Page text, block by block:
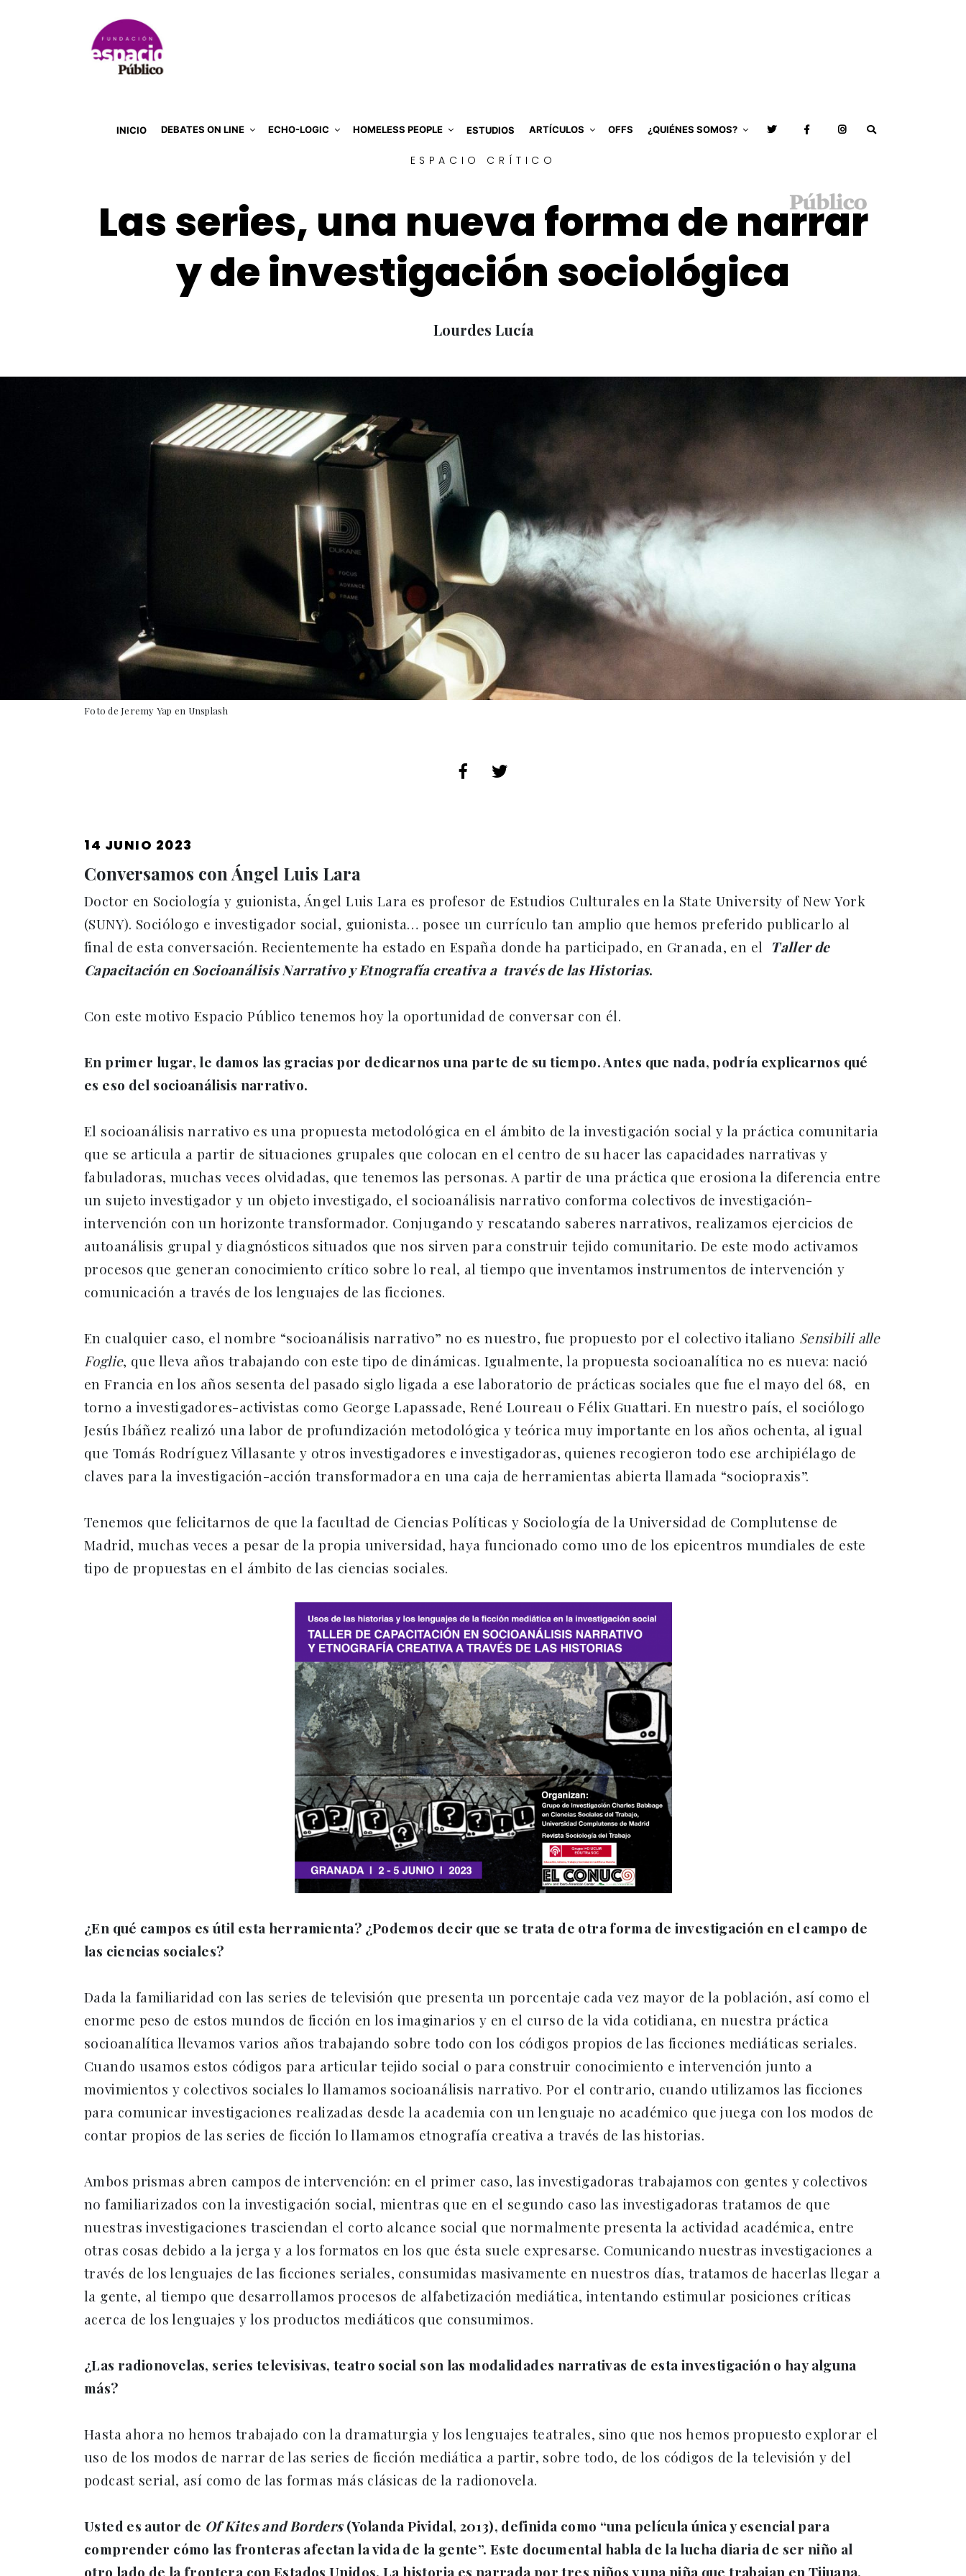
INICIO DEBATES ON LINE ECHO-LOGIC HOMELESS PEOPLE ESTUDIOS ARTÍCULOS OFFS ¿QUIÉNES SOMOS?
ESPACIO CRÍTICO
Las series, una nueva forma de narrar
y de investigación sociológica
Lourdes Lucía
Foto de Jeremy Yap en Unsplash
PUBLICADO
14 JUNIO 2023
Conversamos con Ángel Luis Lara
Doctor en Sociología y guionista, Ángel Luis Lara es profesor de Estudios Culturales en la State University of New York
(SUNY). Sociólogo e investigador social, guionista… posee un currículo tan amplio que hemos preferido publicarlo al
final de esta conversación. Recientemente ha estado en España donde ha participado, en Granada, en el
Taller de
Capacitación en Socioanálisis Narrativo y Etnografía creativa a través de las Historias.
Con este motivo Espacio Público tenemos hoy la oportunidad de conversar con él.
En primer lugar, le damos las gracias por dedicarnos una parte de su tiempo. Antes que nada, podría explicarnos qué
es eso del socioanálisis narrativo.
El socioanálisis narrativo es una propuesta metodológica en el ámbito de la investigación social y la práctica comunitaria
que se articula a partir de situaciones grupales que colocan en el centro de su hacer las capacidades narrativas y
fabuladoras, muchas veces olvidadas, que tenemos las personas. A partir de una práctica que erosiona la diferencia entre
un sujeto investigador y un objeto investigado, el socioanálisis narrativo conforma colectivos de investigación-
intervención con un horizonte transformador. Conjugando y rescatando saberes narrativos, realizamos ejercicios de
autoanálisis grupal y diagnósticos situados que nos sirven para construir tejido comunitario. De este modo activamos
procesos que generan conocimiento crítico sobre lo real, al tiempo que inventamos instrumentos de intervención y
comunicación a través de los lenguajes de las ficciones.
En cualquier caso, el nombre “socioanálisis narrativo” no es nuestro, fue propuesto por el colectivo italiano Sensibili alle
Foglie, que lleva años trabajando con este tipo de dinámicas. Igualmente, la propuesta socioanalítica no es nueva: nació
en Francia en los años sesenta del pasado siglo ligada a ese laboratorio de prácticas sociales que fue el mayo del 68, en
torno a investigadores-activistas como George Lapassade, René Loureau o Félix Guattari. En nuestro país, el sociólogo
Jesús Ibáñez realizó una labor de profundización metodológica y teórica muy importante en los años ochenta, al igual
que Tomás Rodríguez Villasante y otros investigadores e investigadoras, quienes recogieron todo ese archipiélago de
claves para la investigación-acción transformadora en una caja de herramientas abierta llamada “sociopraxis”.
Tenemos que felicitarnos de que la facultad de Ciencias Políticas y Sociología de la Universidad de Complutense de
Madrid, muchas veces a pesar de la propia universidad, haya funcionado como uno de los epicentros mundiales de este
tipo de propuestas en el ámbito de las ciencias sociales.
¿En qué campos es útil esta herramienta? ¿Podemos decir que se trata de otra forma de investigación en el campo de
las ciencias sociales?
Dada la familiaridad con las series de televisión que presenta un porcentaje cada vez mayor de la población, así como el
enorme peso de estos mundos de ficción en los imaginarios y en el curso de la vida cotidiana, en nuestra práctica
socioanalítica llevamos varios años trabajando sobre todo con los códigos propios de las ficciones mediáticas seriales.
Cuando usamos estos códigos para articular tejido social o para construir conocimiento e intervención junto a
movimientos y colectivos sociales lo llamamos socioanálisis narrativo. Por el contrario, cuando utilizamos las ficciones
para comunicar investigaciones realizadas desde la academia con un lenguaje no académico que juega con los modos de
contar propios de las series de ficción lo llamamos etnografía creativa a través de las historias.
Ambos prismas abren campos de intervención: en el primer caso, las investigadoras trabajamos con gentes y colectivos
no familiarizados con la investigación social, mientras que en el segundo caso las investigadoras tratamos de que
nuestras investigaciones trasciendan el corto alcance social que normalmente presenta la actividad académica, entre
otras cosas debido a la jerga y a los formatos en los que ésta suele expresarse. Comunicando nuestras investigaciones a
través de los lenguajes de las ficciones seriales, consumidas masivamente en nuestros días, tratamos de hacerlas llegar a
la gente, al tiempo que desarrollamos procesos de alfabetización mediática, intentando estimular posiciones críticas
acerca de los lenguajes y los productos mediáticos que consumimos.
¿Las radionovelas, series televisivas, teatro social son las modalidades narrativas de esta investigación o hay alguna
más?
Hasta ahora no hemos trabajado con la dramaturgia y los lenguajes teatrales, sino que nos hemos propuesto explorar el
uso de los modos de narrar de las series de ficción mediática a partir, sobre todo, de los códigos de la televisión y del
podcast serial, así como de las formas más clásicas de la radionovela.
Usted es autor de Of Kites and Borders(Yolanda Pividal, 2013), definida como “una película única y esencial para
comprender cómo las fronteras afectan la vida de la gente”. Este documental habla de la lucha diaria de ser niño al
otro lado de la frontera con Estados Unidos. La historia es narrada por tres niños y una niña que trabajan en Tijuana.